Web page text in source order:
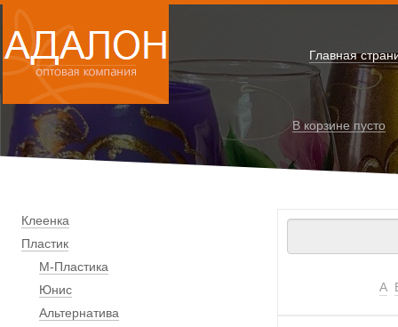
Главная
В корзине пусто
Клеенка
Пластик
М-Пластика
Юнис
Альтернатива
А